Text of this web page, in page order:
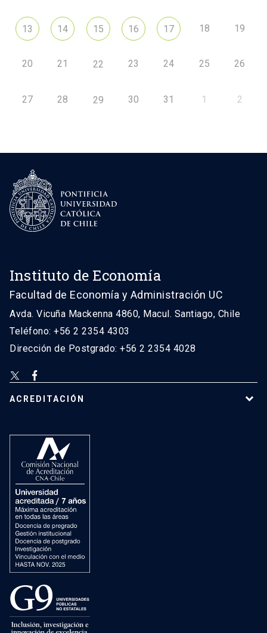
13 14 15 16 17 18 19
20 21 22 23 24 25 26
27 28 29 30 31 1 2
Instituto de Economía
Facultad de Economía y Administración UC
Avda. Vicuña Mackenna 4860, Macul. Santiago, Chile
Teléfono: +56 2 2354 4303
Dirección de Postgrado: +56 2 2354 4028
ACREDITACIÓN